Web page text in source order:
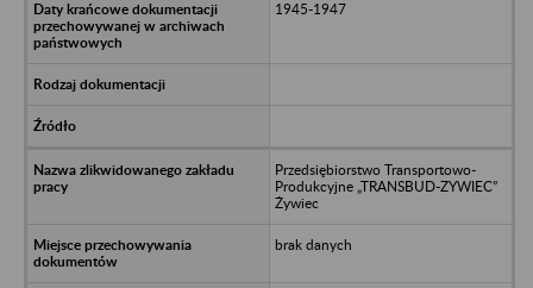
1945-1947
Przedsiębiorstwo Transportowo-
Produkcyjne „TRANSBUD-ZYWIEC”
Żywiec
brak danych